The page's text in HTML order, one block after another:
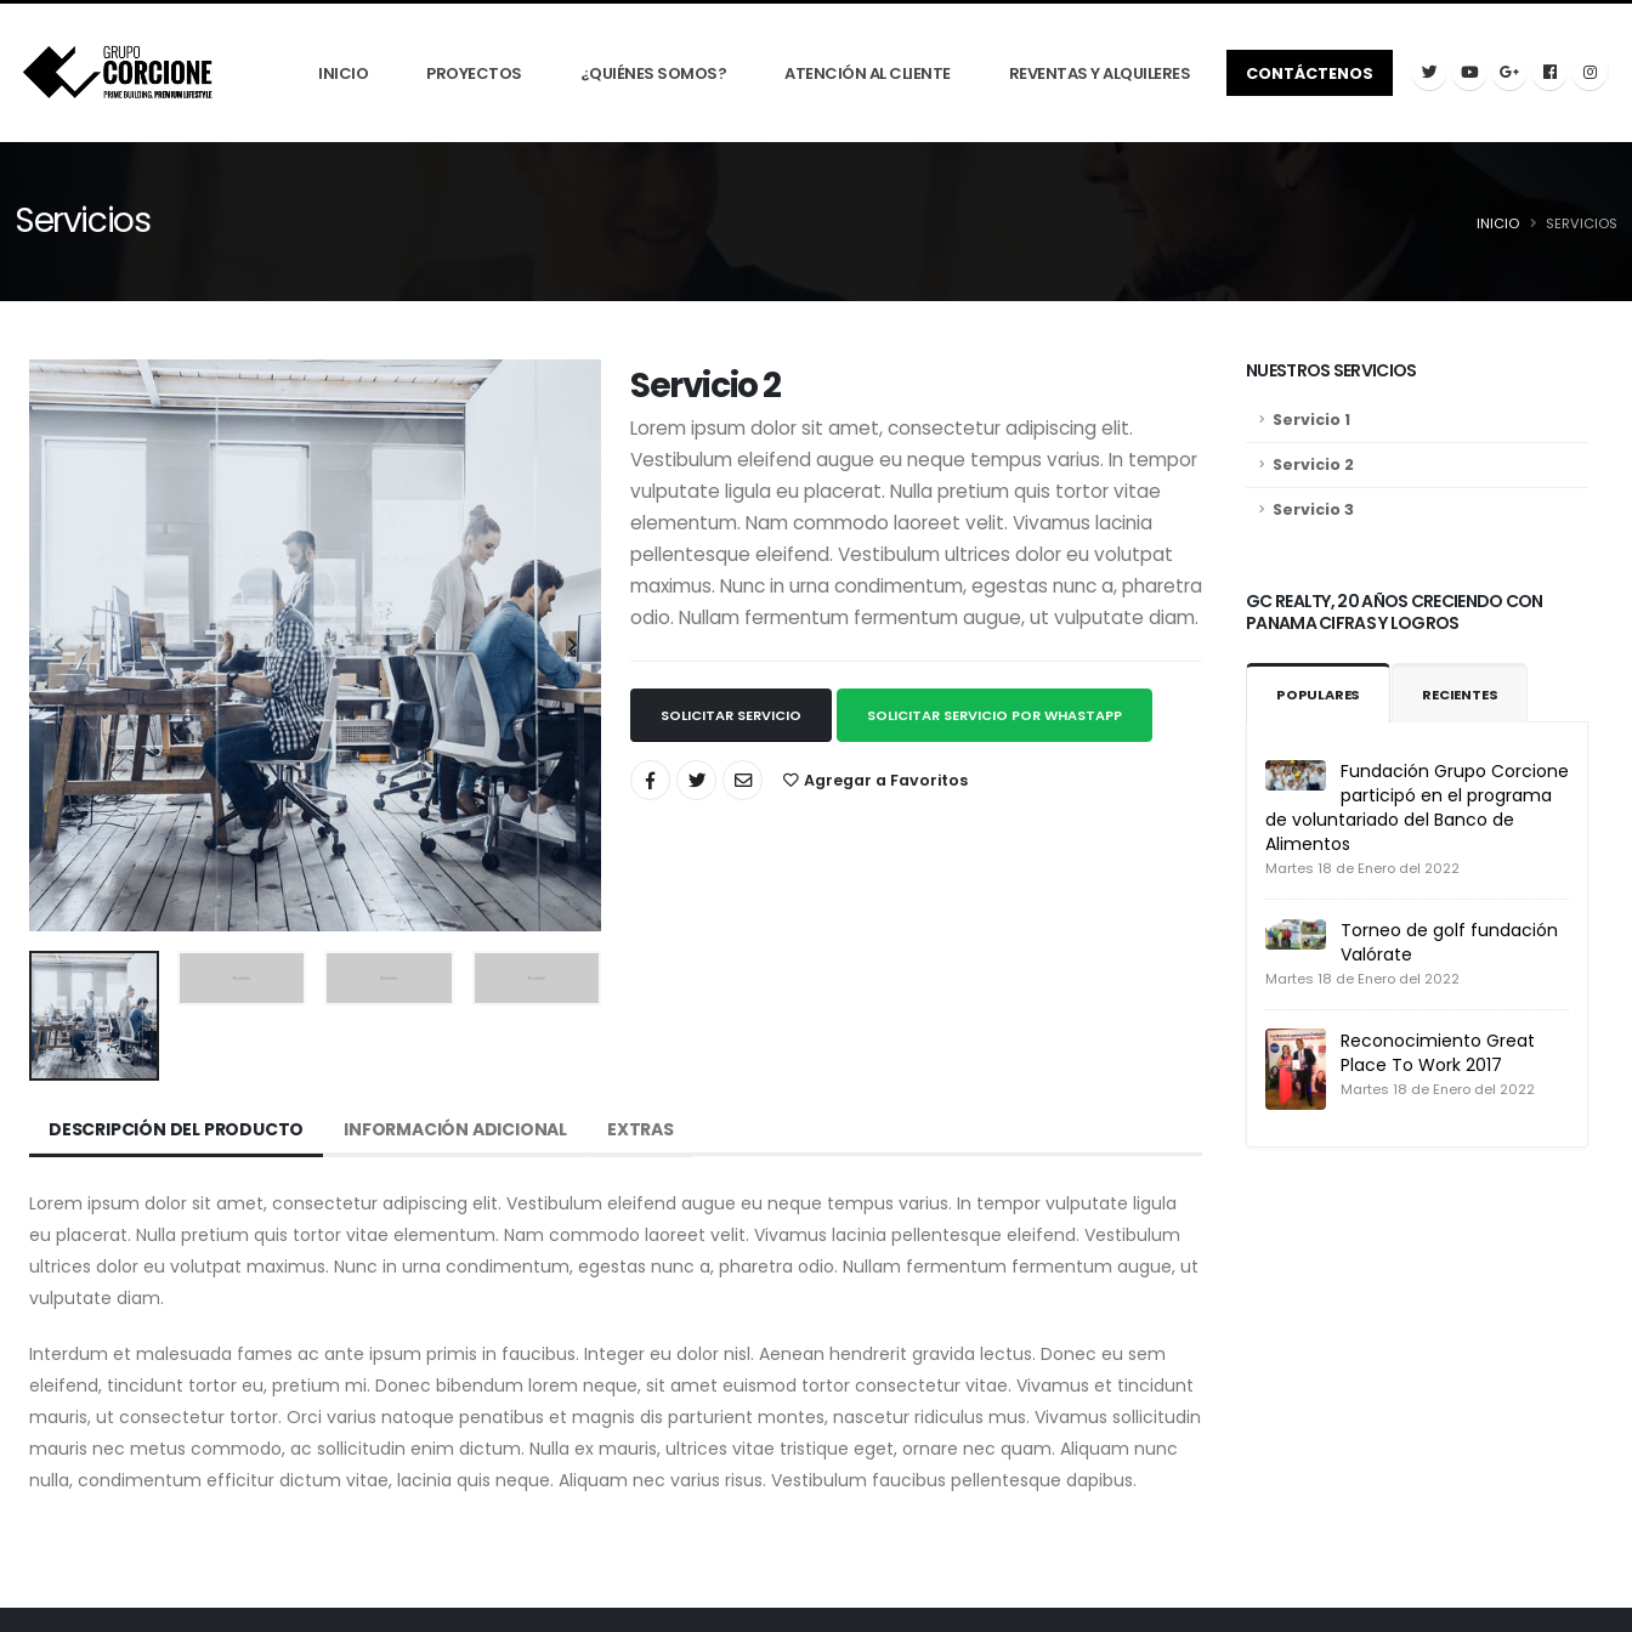
INICIO PROYECTOS ¿QUIÉNES SOMOS? ATENCIÓN AL CLIENTE REVENTAS Y ALQUILERES CONTÁCTENOS
Servicios INICIO SERVICIOS
Servicio 2
Lorem ipsum dolor sit amet, consectetur adipiscing elit.
Vestibulum eleifend augue eu neque tempus varius. In tempor
vulputate ligula eu placerat. Nulla pretium quis tortor vitae
elementum. Nam commodo laoreet velit. Vivamus lacinia
pellentesque eleifend. Vestibulum ultrices dolor eu volutpat
maximus. Nunc in urna condimentum, egestas nunc a, pharetra
odio. Nullam fermentum fermentum augue, ut vulputate diam.
SOLICITAR SERVICIO SOLICITAR SERVICIO POR WHASTAPP
Agregar a Favoritos
DESCRIPCIÓN DEL PRODUCTO INFORMACIÓN ADICIONAL EXTRAS
Lorem ipsum dolor sit amet, consectetur adipiscing elit. Vestibulum eleifend augue eu neque tempus varius. In tempor vulputate ligula
eu placerat. Nulla pretium quis tortor vitae elementum. Nam commodo laoreet velit. Vivamus lacinia pellentesque eleifend. Vestibulum
ultrices dolor eu volutpat maximus. Nunc in urna condimentum, egestas nunc a, pharetra odio. Nullam fermentum fermentum augue, ut
vulputate diam.
Interdum et malesuada fames ac ante ipsum primis in faucibus. Integer eu dolor nisl. Aenean hendrerit gravida lectus. Donec eu sem
eleifend, tincidunt tortor eu, pretium mi. Donec bibendum lorem neque, sit amet euismod tortor consectetur vitae. Vivamus et tincidunt
mauris, ut consectetur tortor. Orci varius natoque penatibus et magnis dis parturient montes, nascetur ridiculus mus. Vivamus sollicitudin
mauris nec metus commodo, ac sollicitudin enim dictum. Nulla ex mauris, ultrices vitae tristique eget, ornare nec quam. Aliquam nunc
nulla, condimentum efficitur dictum vitae, lacinia quis neque. Aliquam nec varius risus. Vestibulum faucibus pellentesque dapibus.
NUESTROS SERVICIOS
Servicio 1
Servicio 2
Servicio 3
GC REALTY, 20 AÑOS CRECIENDO CON
PANAMA CIFRAS Y LOGROS
POPULARES RECIENTES
Fundación Grupo Corcione
participó en el programa
de voluntariado del Banco de
Alimentos
Martes 18 de Enero del 2022
Torneo de golf fundación
Valórate
Martes 18 de Enero del 2022
Reconocimiento Great
Place To Work 2017
Martes 18 de Enero del 2022